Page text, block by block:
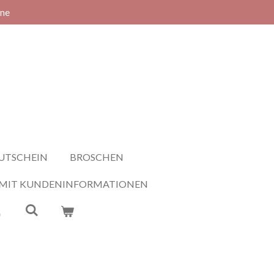
BROSCHEN
KUNDENINFORMATIONEN